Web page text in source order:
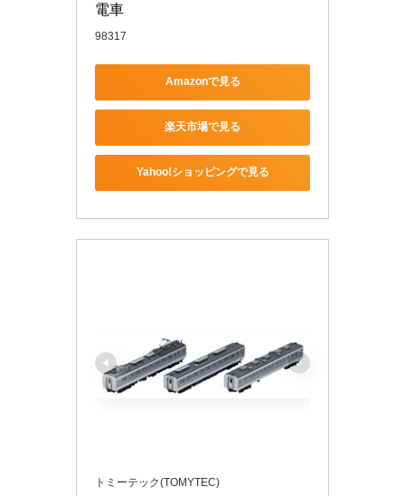
電車
98317
Amazonで見る
楽天市場で見る
Yahoo!ショッピングで見る
トミーテック(TOMYTEC)